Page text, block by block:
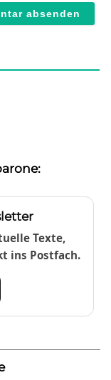
Texte,
ins Postfach.